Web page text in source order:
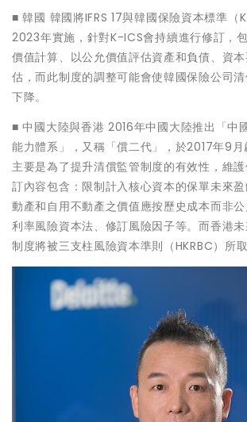
■ 韓國 韓國將IFRS 17與韓國保險資本標準（
2023年實施，針對K-ICS會持續進行修訂，
價值計算、以公允價值評估資產和負債、資
估，而此制度的調整可能會使韓國保險公司
下降。
■ 中國大陸與香港 2016年中國大陸推出「中
能力體系」，又稱「償二代」，於2017年9
主要是為了提升清償監管制度的有效性，維
訂內容包含：限制計入核心資本的保單未來
動產和自用不動產之價值應按歷史成本而非
利率風險資本法、修訂風險因子等。而香港
制度將被三支柱風險資本準則（HKRBC）所取